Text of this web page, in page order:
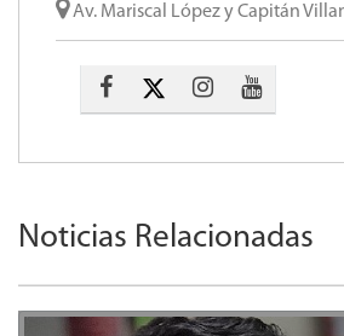
Av. Mariscal López y Capitán
Noticias Relacionadas